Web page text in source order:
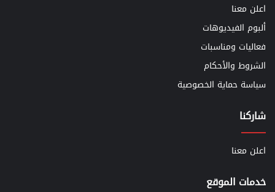
اعلن معنا
ألبوم الفيديوهات
فعاليات ومناسبات
الشروط والأحكام
سياسة حماية الخصوصية
شاركنا
اعلن معنا
خدمات الموقع